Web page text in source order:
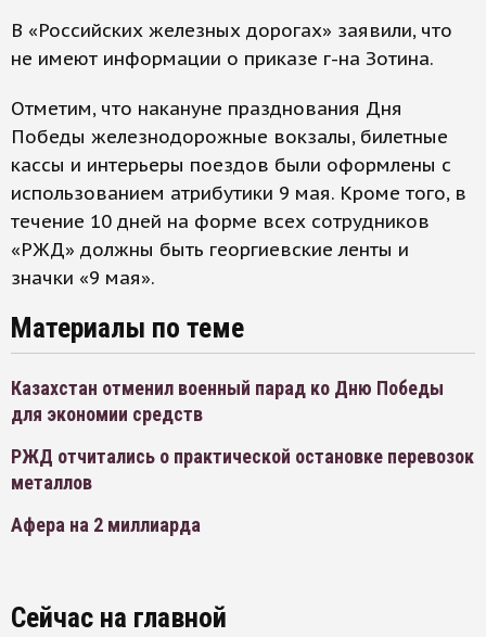
В «Российских железных дорогах» заявили, что
не имеют информации о приказе г-на Зотина.
Отметим, что накануне празднования Дня
Победы железнодорожные вокзалы, билетные
кассы и интерьеры поездов были оформлены с
использованием атрибутики 9 мая. Кроме того, в
течение 10 дней на форме всех сотрудников
«РЖД» должны быть георгиевские ленты и
значки «9 мая».
Материалы по теме
Казахстан отменил военный парад ко Дню Победы
для экономии средств
РЖД отчитались о практической остановке перевозок
металлов
Афера на 2 миллиарда
Сейчас на главной